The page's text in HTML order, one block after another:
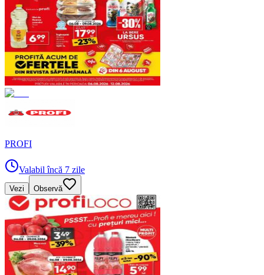
PROFI
Valabil încă 7 zile
Vezi Observă